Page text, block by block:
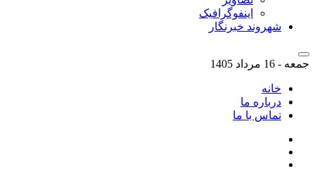
اینفوگرافیک
شهروند خبرنگار
جمعه - 16 مرداد 1405
خانه
درباره ما
تماس با ما